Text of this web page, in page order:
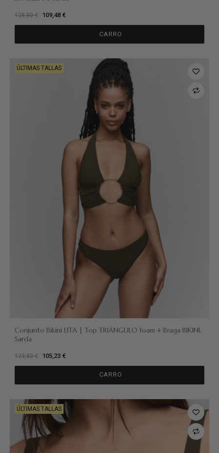
128,80 € 109,48 €
CARRO
ÚLTIMAS TALLAS
Conjunto Bikini LITA | Top TRIÁNGULO foam + Braga BIKINI,
Sarda
123,80 € 105,23 €
CARRO
ÚLTIMAS TALLAS